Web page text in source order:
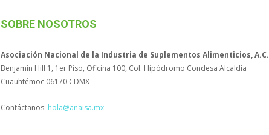
SOBRE NOSOTROS
Asociación Nacional de la Industria de Suplementos Alimenticios, A.C.
Benjamín Hill 1, 1er Piso, Oficina 100, Col. Hipódromo Condesa Alcaldía
Cuauhtémoc 06170 CDMX
Contáctanos: hola@anaisa.mx